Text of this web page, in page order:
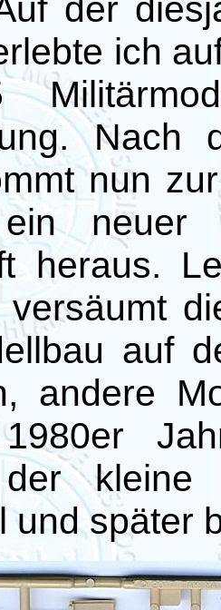
der
ich
Nach
nun
neuer
heraus.
versäumt
auf
andere
kleine
und später